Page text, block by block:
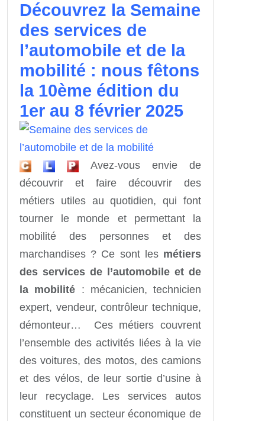
Découvrez la Semaine
des services de
l’automobile et de la
mobilité : nous fêtons
la 10ème édition du
1er au 8 février 2025
Avez-vous envie de
découvrir et faire découvrir des
métiers utiles au quotidien, qui font
tourner le monde et permettant la
mobilité des personnes et des
marchandises ? Ce sont les métiers
des services de l’automobile et de
la mobilité : mécanicien, technicien
expert, vendeur, contrôleur technique,
démonteur… Ces métiers couvrent
l’ensemble des activités liées à la vie
des voitures, des motos, des camions
et des vélos, de leur sortie d’usine à
leur recyclage. Les services autos
constituent un secteur économique de